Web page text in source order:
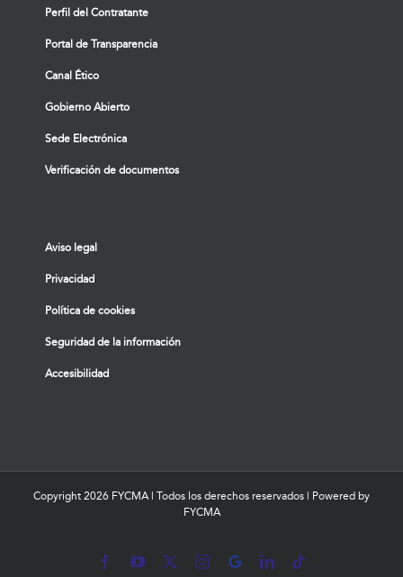
Perfil del Contratante
Portal de Transparencia
Canal Ético
Gobierno Abierto
Sede Electrónica
Verificación de documentos
Aviso legal
Privacidad
Política de cookies
Seguridad de la información
Accesibilidad
Copyright 2026 FYCMA | Todos los derechos reservados | Powered by
FYCMA
FacebookYouTube
X Instagram
MyBusinessLinkedInTiktok